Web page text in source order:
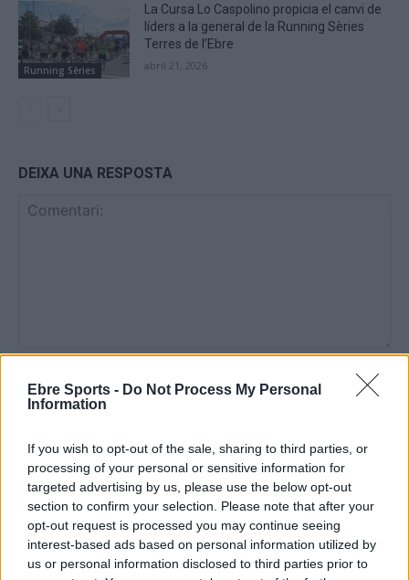
Ebre Sports - Do Not Process My Personal
Information
If you wish to opt-out of the sale, sharing to third parties, or
processing of your personal or sensitive information for
targeted advertising by us, please use the below opt-out
section to confirm your selection. Please note that after your
opt-out request is processed you may continue seeing
interest-based ads based on personal information utilized by
us or personal information disclosed to third parties prior to
Running Sèries
La Cursa Lo Caspolino propicia el canvi de
líders a la general de la Running Sèries
Terres de l’Ebre
abril 21, 2026
DEIXA UNA RESPOSTA
Comentari:
Deseu el meu nom, el correu electrònic i el lloc web en
aquest navegador per a la propera vegada que comenti.